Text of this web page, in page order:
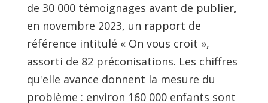
de 30 000 témoignages avant de publier,
en novembre 2023, un rapport de
référence intitulé « On vous croit »,
assorti de 82 préconisations. Les chiffres
qu'elle avance donnent la mesure du
problème : environ 160 000 enfants sont